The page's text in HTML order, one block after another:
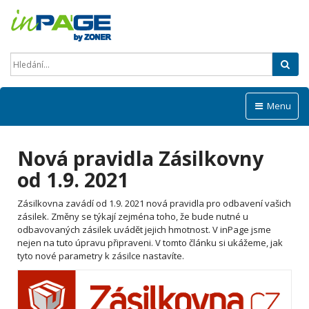
Menu
Nová pravidla Zásilkovny
od 1.9. 2021
Zásilkovna zavádí od 1.9. 2021 nová pravidla pro odbavení vašich
zásilek. Změny se týkají zejména toho, že bude nutné u
odbavovaných zásilek uvádět jejich hmotnost. V inPage jsme
nejen na tuto úpravu připraveni. V tomto článku si ukážeme, jak
tyto nové parametry k zásilce nastavíte.